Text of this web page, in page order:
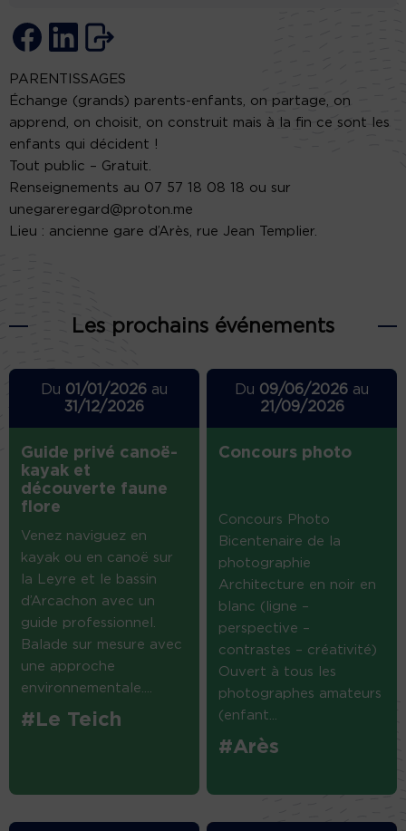
PARENTISSAGES
Échange (grands) parents-enfants, on partage, on
apprend, on choisit, on construit mais à la fin ce sont les
enfants qui décident !
Tout public – Gratuit.
Renseignements au 07 57 18 08 18 ou sur
unegareregard@proton.me
Lieu : ancienne gare d’Arès, rue Jean Templier.
Les prochains événements
Du 01/01/2026au
31/12/2026
Guide privé canoë-
kayak et
découverte faune
flore
Venez naviguez en
kayak ou en canoë sur
la Leyre et le bassin
d’Arcachon avec un
guide professionnel.
Balade sur mesure avec
une approche
environnementale....
#Le Teich
Du 09/06/2026 au
21/09/2026
Concours photo
Concours Photo
Bicentenaire de la
photographie
Architecture en noir en
blanc (ligne –
perspective –
contrastes – créativité)
Ouvert à tous les
photographes amateurs
(enfant...
#Arès